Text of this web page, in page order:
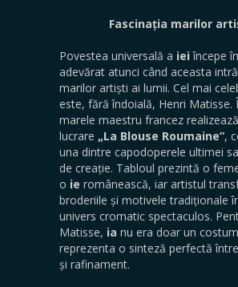
Fascinația marilor
Povestea universală a ieiîncepe
adevărat atunci când aceasta
marilor artiști ai lumii. Cel mai
este, fără îndoială, Henri Matisse.
marele maestru francez
lucrare „La Blouse Roumaine”,
una dintre capodoperele ultimei
de creație. Tabloul prezintă o
o ie românească, iar artistul
broderiile și motivele tradiționale
univers cromatic spectaculos.
Matisse, ia nu era doar un
reprezenta o sinteză perfectă
și rafinament.